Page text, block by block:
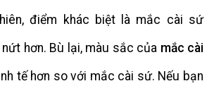
điểm khác biệt là mắc cài sứ
hơn. Bù lại, màu sắc của mắc cài
tế hơn so với mắc cài sứ. Nếu bạn